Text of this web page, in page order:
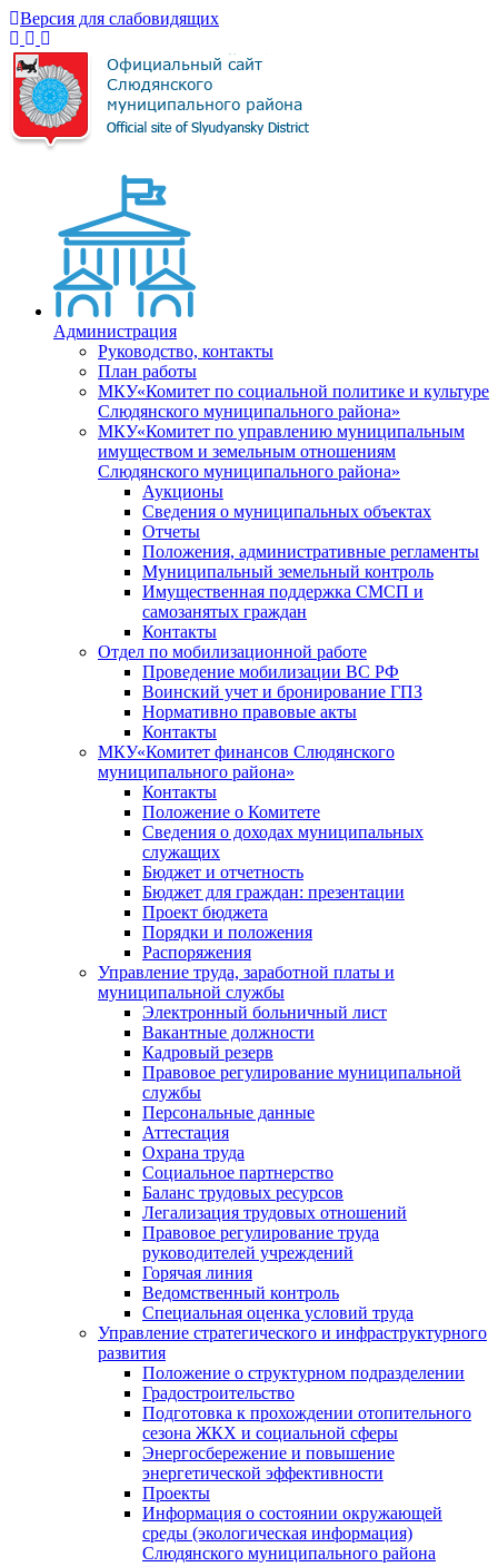
Версия для слабовидящих
Администрация
Руководство, контакты
План работы
МКУ«Комитет по социальной политике и культуре
Слюдянского муниципального района»
МКУ«Комитет по управлению муниципальным
имуществом и земельным отношениям
Слюдянского муниципального района»
Аукционы
Сведения о муниципальных объектах
Отчеты
Положения, административные регламенты
Муниципальный земельный контроль
Имущественная поддержка СМСП и
самозанятых граждан
Контакты
Отдел по мобилизационной работе
Проведение мобилизации ВС РФ
Воинский учет и бронирование ГПЗ
Нормативно правовые акты
Контакты
МКУ«Комитет финансов Слюдянского
муниципального района»
Контакты
Положение о Комитете
Сведения о доходах муниципальных
служащих
Бюджет и отчетность
Бюджет для граждан: презентации
Проект бюджета
Порядки и положения
Распоряжения
Управление труда, заработной платы и
муниципальной службы
Электронный больничный лист
Вакантные должности
Кадровый резерв
Правовое регулирование муниципальной
службы
Персональные данные
Аттестация
Охрана труда
Социальное партнерство
Баланс трудовых ресурсов
Легализация трудовых отношений
Правовое регулирование труда
руководителей учреждений
Горячая линия
Ведомственный контроль
Специальная оценка условий труда
Управление стратегического и инфраструктурного
развития
Положение о структурном подразделении
Градостроительство
Подготовка к прохождении отопительного
сезона ЖКХ и социальной сферы
Энергосбережение и повышение
энергетической эффективности
Проекты
Информация о состоянии окружающей
среды (экологическая информация)
Слюдянского муниципального района